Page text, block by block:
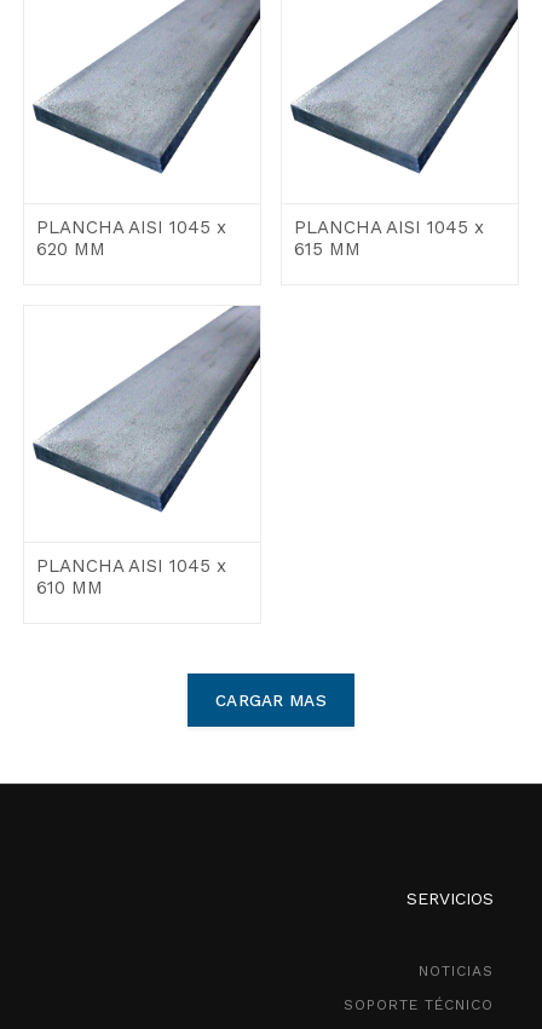
PLANCHA AISI 1045 x
620 MM
PLANCHA AISI 1045 x
615 MM
PLANCHA AISI 1045 x
610 MM
CARGAR MAS
SERVICIOS
NOTICIAS
SOPORTE TÉCNICO